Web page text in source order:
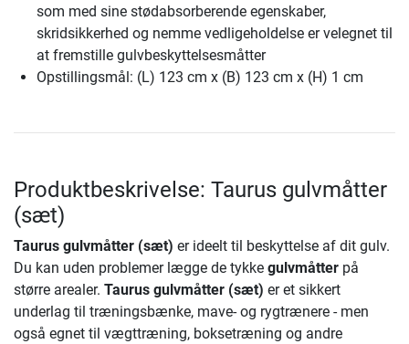
som med sine stødabsorberende egenskaber,
skridsikkerhed og nemme vedligeholdelse er velegnet til
at fremstille gulvbeskyttelsesmåtter
Opstillingsmål: (L) 123 cm x (B) 123 cm x (H) 1 cm
Produktbeskrivelse: Taurus gulvmåtter
(sæt)
Taurus gulvmåtter (sæt) er ideelt til beskyttelse af dit gulv.
Du kan uden problemer lægge de tykke gulvmåtter på
større arealer. Taurus gulvmåtter (sæt) er et sikkert
underlag til træningsbænke, mave- og rygtrænere - men
også egnet til vægttræning, boksetræning og andre